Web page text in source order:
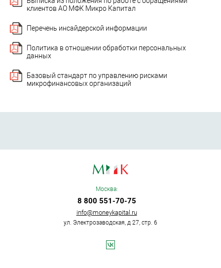
клиентов АО МФК Микро Капитал
Перечень инсайдерской информации
Политика в отношении обработки персональных
данных
Базовый стандарт по управлению рисками
микрофинансовых организаций
Москва:
8 800 551-70-75
info@moneykapital.ru
ул. Электрозаводская, д 27, стр. 6